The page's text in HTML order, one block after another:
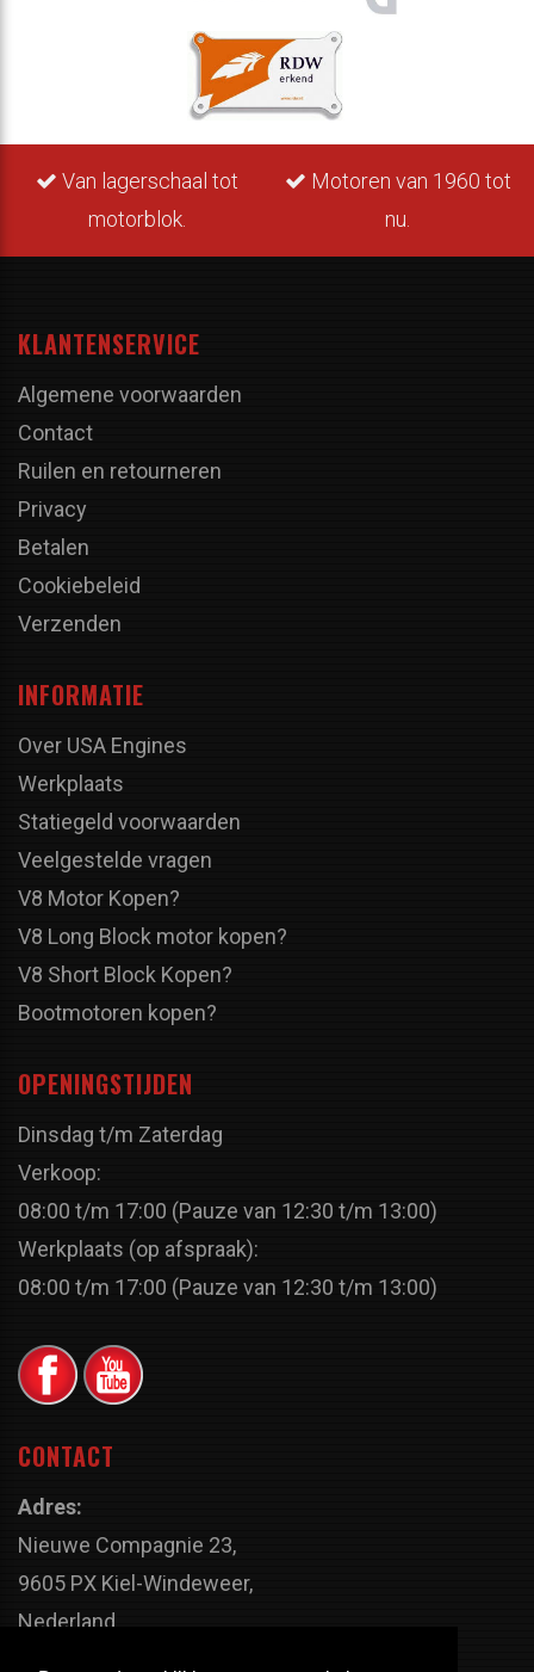
Van lagerschaal tot
motorblok.
Motoren van 1960 tot
nu.
KLANTENSERVICE
Algemene voorwaarden
Contact
Ruilen en retourneren
Privacy
Betalen
Cookiebeleid
Verzenden
INFORMATIE
Over USA Engines
Werkplaats
Statiegeld voorwaarden
Veelgestelde vragen
V8 Motor Kopen?
V8 Long Block motor kopen?
V8 Short Block Kopen?
Bootmotoren kopen?
OPENINGSTIJDEN
Dinsdag t/m Zaterdag
Verkoop:
08:00 t/m 17:00 (Pauze van 12:30 t/m 13:00)
Werkplaats (op afspraak):
08:00 t/m 17:00 (Pauze van 12:30 t/m 13:00)
CONTACT
Adres:
Nieuwe Compagnie 23,
9605 PX Kiel-Windeweer,
Nederland